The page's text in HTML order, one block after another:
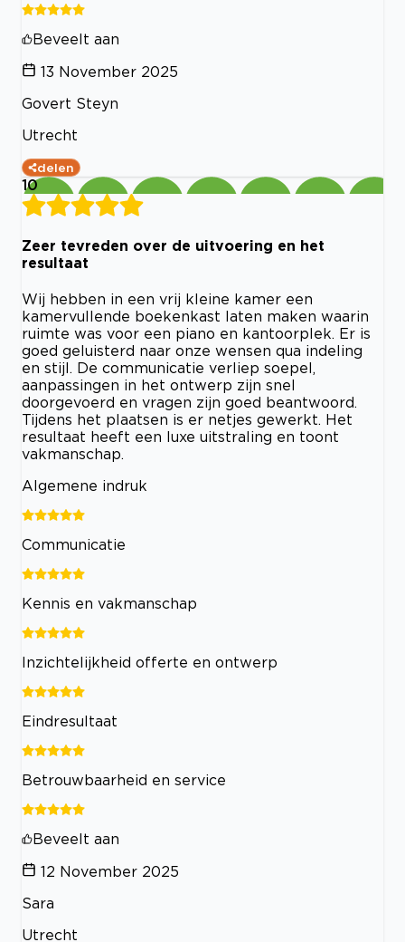
Beveelt aan
13 November 2025
Govert Steyn
Utrecht
delen
10
Zeer tevreden over de uitvoering en het
resultaat
Wij hebben in een vrij kleine kamer een
kamervullende boekenkast laten maken waarin
ruimte was voor een piano en kantoorplek. Er is
goed geluisterd naar onze wensen qua indeling
en stijl. De communicatie verliep soepel,
aanpassingen in het ontwerp zijn snel
doorgevoerd en vragen zijn goed beantwoord.
Tijdens het plaatsen is er netjes gewerkt. Het
resultaat heeft een luxe uitstraling en toont
vakmanschap.
Algemene indruk
Communicatie
Kennis en vakmanschap
Inzichtelijkheid offerte en ontwerp
Eindresultaat
Betrouwbaarheid en service
Beveelt aan
12 November 2025
Sara
Utrecht